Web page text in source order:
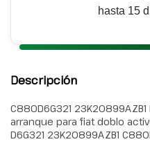
hasta 15
Descripción
C880D6G321
arranque para fiat doblo
D6G321 23K20899AZB1